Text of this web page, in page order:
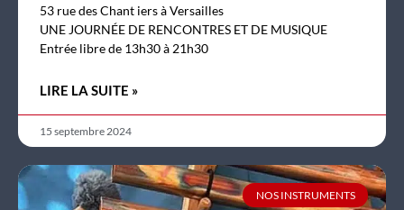
53 rue des Chant iers à Versailles
UNE JOURNÉE DE RENCONTRES ET DE MUSIQUE
Entrée libre de 13h30 à 21h30
LIRE LA SUITE »
15 septembre 2024
NOS INSTRUMENTS